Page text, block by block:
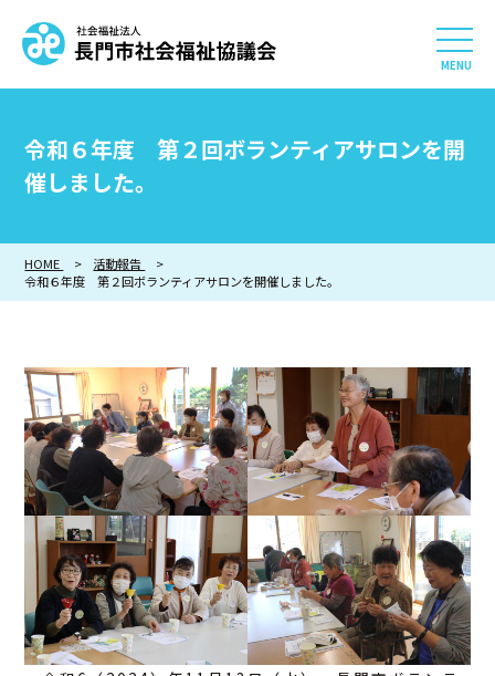
社会福祉法人 長門市社
長門市社会福祉協議会について
相談したい
知りたい
参加したい・貢献したい
利用したい
採用情報
アクセス
お問合せ
令和６年度 第２回ボランティアサロンを開
催しました。
HOME
活動報告
令和６年度 第２回ボランティアサロンを開催しました。